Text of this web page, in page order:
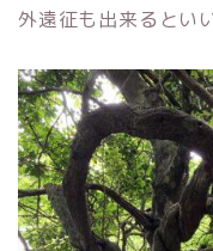
外遠征も出来るとい